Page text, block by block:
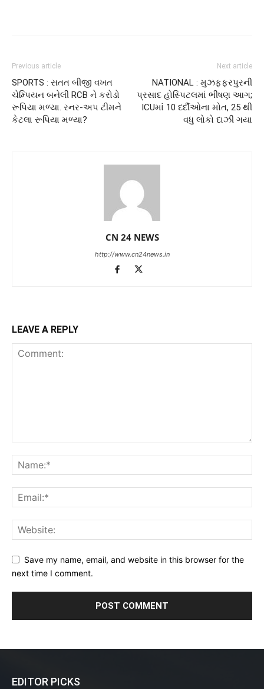
Previous article
SPORTS : સતત બીજી વખત
ચેમ્પિયન બનેલી RCB ને કરોડો
રૂપિયા મળ્યા. રનર-અપ ટીમને
કેટલા રૂપિયા મળ્યા?
Next article
NATIONAL : મુઝફ્ફરપુરની
પ્રસાદ હોસ્પિટલમાં ભીષણ આગ;
ICUમાં 10 દર્દીઓના મોત, 25 થી
વધુ લોકો દાઝી ગયા
CN 24 NEWS
http://www.cn24news.in
LEAVE A REPLY
Save my name, email, and website in this browser for the
next time I comment.
EDITOR PICKS